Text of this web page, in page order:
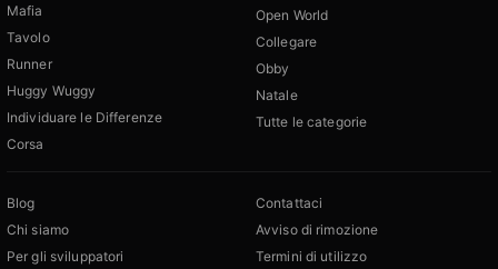
Mafia
Tavolo
Runner
Huggy Wuggy
Individuare le Differenze
Corsa
Open World
Collegare
Obby
Natale
Tutte le categorie
Blog
Chi siamo
Per gli sviluppatori
Contattaci
Avviso di rimozione
Termini di utilizzo